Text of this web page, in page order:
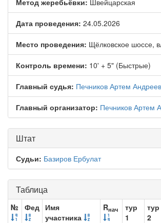
Метод жеребьёвки: Швейцарская
Дата проведения: 24.05.2026
Место проведения: Щёлковское шоссе,
Контроль времени: 10' + 5" (Быстрые)
Главный судья: Печников Артем
Главный организатор: Печников Артем
Штат
Судьи: Базиров Ербулат
Таблица
№ Фед Имя
участника
Rнач
тур
1
тур
2